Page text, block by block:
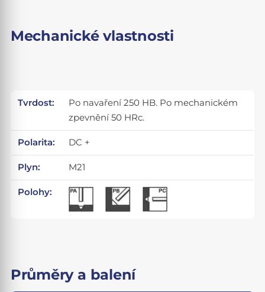
Mechanické vlastnosti
Tvrdost:
Po navaření 250 HB. Po mechanickém
zpevnění 50 HRc.
Polarita: DC +
Plyn: M21
Polohy:
Průměry a balení